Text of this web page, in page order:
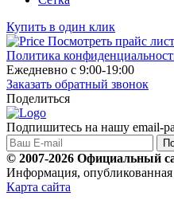
Купить в один клик
Посмотреть прайс лист
Политика
Ежедневно с 9:00-19:00
Заказать обратный звонок
Поделиться
Подпишитесь на нашу email-
© 2007-2026 Официальный
Информация, опубликованная
Карта сайта